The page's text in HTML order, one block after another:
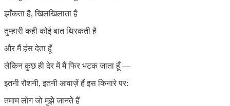
झाँकता है, खिलखिलाता है
तुम्हारी कही कोई बात थिरकती है
और मैं हंस देता हूँ
लेकिन कुछ ही देर में मैं फिर भटक जाता हूँ —
इतनी रौशनी, इतनी आवाज़ें हैं इस किनारे पर:
तमाम लोग जो मुझे जानते हैं